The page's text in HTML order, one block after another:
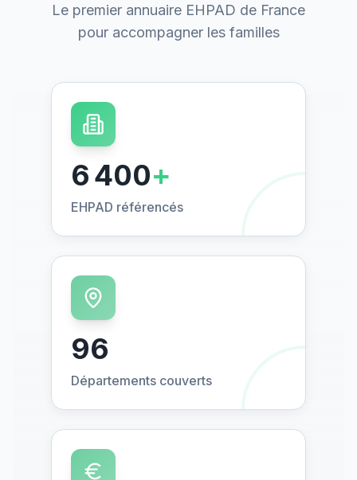
Le premier annuaire EHPAD de France
pour accompagner les familles
6 400+
EHPAD référencés
96
Départements couverts